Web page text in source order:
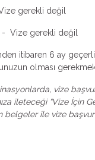
gerekli değil
- Vize gerekli değil
itibaren 6 ay
olması
vize
ileteceği “Vize İçin
ile vize